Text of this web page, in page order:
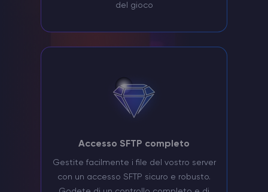
del gioco
Accesso SFTP completo
Gestite facilmente i file del vostro server
con un accesso SFTP sicuro e robusto.